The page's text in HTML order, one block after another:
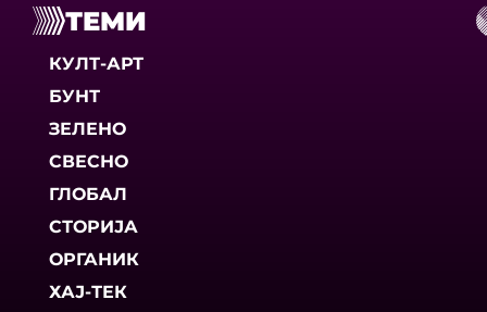
ТЕМИ
КУЛТ-АРТ
БУНТ
ЗЕЛЕНО
СВЕСНО
ГЛОБАЛ
СТОРИЈА
ОРГАНИК
ХАЈ-ТЕК